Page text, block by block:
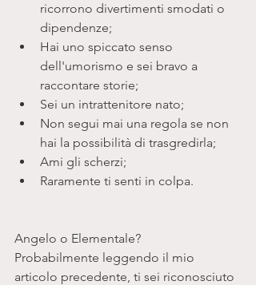
ricorrono divertimenti smodati o
dipendenze;
Hai uno spiccato senso
dell'umorismo e sei bravo a
raccontare storie;
Sei un intrattenitore nato;
Non segui mai una regola se non
hai la possibilità di trasgredirla;
Ami gli scherzi;
Raramente ti senti in colpa.
Angelo o Elementale?
Probabilmente leggendo il mio
articolo precedente, ti sei riconosciuto